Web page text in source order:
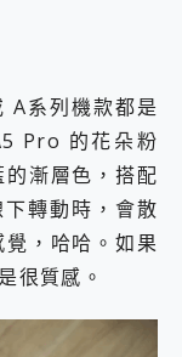
A系列機款都是
Pro 的花朵粉
漸層色，搭配
轉動時，會散
，哈哈。如果
很質感。